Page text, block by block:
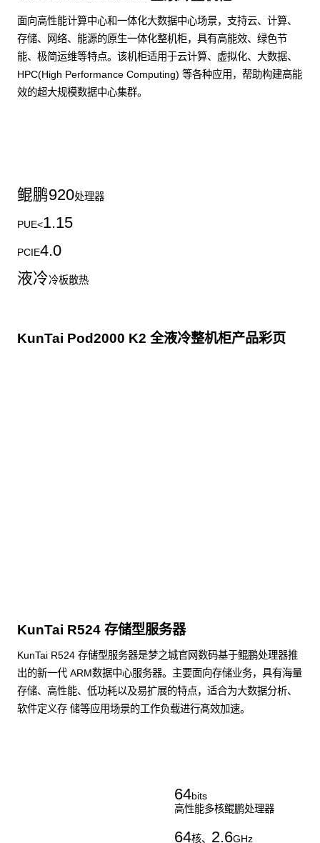
面向高性能计算中心和一体化大数据中心场景，支持云、计算、
存储、网络、能源的原生一体化整机柜，具有高能效、绿色节
能、极简运维等特点。该机柜适用于云计算、虚拟化、大数据、
HPC(High Performance Computing) 等各种应用，帮助构建高能
效的超大规模数据中心集群。
鲲鹏920处理器
PUE<1.15
PCIE4.0
液冷冷板散热
KunTai Pod2000 K2 全液冷整机柜产品彩页
KunTai R524 存储型服务器
KunTai R524 存储型服务器是梦之城官网数码基于鲲鹏处理器推
出的新一代 ARM数据中心服务器。主要面向存储业务，具有海量
存储、高性能、低功耗以及易扩展的特点，适合为大数据分析、
软件定义存 储等应用场景的工作负载进行髙效加速。
64bits
高性能多核鲲鹏处理器
64核、 2.6GHz